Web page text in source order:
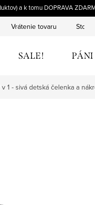
a k tomu DOPRAVA
Vrátenie tovaru
SALE! PÁNI
1 - sivá detská čelenka a